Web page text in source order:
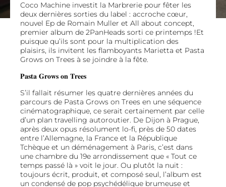
Coco Machine investit la Marbrerie pour fêter les
deux dernières sorties du label : accroche cœur,
nouvel Ep de Romain Muller et All about concept,
premier album de 2PanHeads sorti ce printemps !Et
puisque qu’ils sont pour la multiplication des
plaisirs, ils invitent les flamboyants Marietta et Pasta
Grows on Trees à se joindre à la fête.
𝐏𝐚𝐬𝐭𝐚 𝐆𝐫𝐨𝐰𝐬 𝐨𝐧 𝐓𝐫𝐞𝐞𝐬
S’il fallait résumer les quatre dernières années du
parcours de Pasta Grows on Trees en une séquence
cinématographique, ce serait certainement par celle
d’un plan travelling autoroutier. De Dijon à Prague,
après deux opus résolument lo-fi, près de 50 dates
entre l’Allemagne, la France et la République
Tchèque et un déménagement à Paris, c’est dans
une chambre du 19e arrondissement que « Tout ce
temps passé là » voit le jour. Ou plutôt la nuit :
toujours écrit, produit, et composé seul, l’album est
un condensé de pop psychédélique brumeuse et